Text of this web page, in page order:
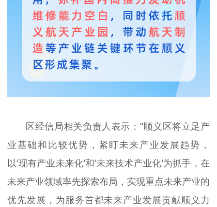
区经信局相关负责人表示：“顺义区将立足产
业基础和比较优势，紧盯未来产业发展趋势，
以‘现有产业未来化’和‘未来技术产业化’为抓手，在
未来产业领域率先探索布局，实现重点未来产业的
优先发展，为服务首都未来产业发展贡献顺义力